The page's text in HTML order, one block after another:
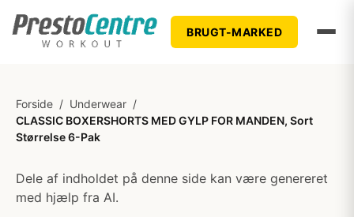
BRUGT-MARKED
Forside / Underwear /
CLASSIC BOXERSHORTS MED GYLP FOR MANDEN, Sort
Størrelse 6-Pak
Dele af indholdet på denne side kan være genereret
med hjælp fra AI.